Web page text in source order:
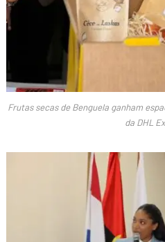
Frutas secas de Benguela ganham
da DHL